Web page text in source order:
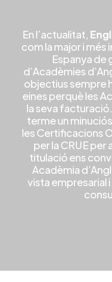
En l’actualitat,
com la major i
Espanya de
d’Acadèmies
objectius sempre
eines perquè les
la seva
terme un
les Certificacions
per la CRUE per
titulació ens
Acadèmia
vista empresarial